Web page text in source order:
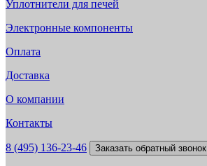
Уплотнители для печей
Электронные компоненты
Оплата
Доставка
О компании
Контакты
8 (495) 136-23-46 Заказать обратный звонок